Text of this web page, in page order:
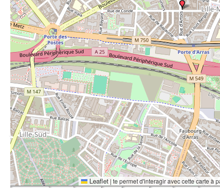
Leaflet | te permet d'interagir avec cette carte à